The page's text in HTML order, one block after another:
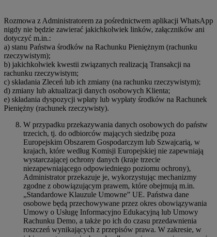
Rozmowa z Administratorem za pośrednictwem aplikacji WhatsApp
nigdy nie będzie zawierać jakichkolwiek linków, załączników ani
dotyczyć m.in.:
a) stanu Państwa środków na Rachunku Pieniężnym (rachunku
rzeczywistym);
b) jakichkolwiek kwestii związanych realizacją Transakcji na
rachunku rzeczywistym;
c) składania Zleceń lub ich zmiany (na rachunku rzeczywistym);
d) zmiany lub aktualizacji danych osobowych Klienta;
e) składania dyspozycji wpłaty lub wypłaty środków na Rachunek
Pieniężny (rachunek rzeczywisty).
W przypadku przekazywania danych osobowych do państw
trzecich, tj. do odbiorców mających siedzibę poza
Europejskim Obszarem Gospodarczym lub Szwajcarią, w
krajach, które według Komisji Europejskiej nie zapewniają
wystarczającej ochrony danych (kraje trzecie
niezapewniającego odpowiedniego poziomu ochrony),
Administrator przekazuje je, wykorzystując mechanizmy
zgodne z obowiązującym prawem, które obejmują m.in.
„Standardowe Klauzule Umowne” UE. Państwa dane
osobowe będą przechowywane przez okres obowiązywania
Umowy o Usługę Informacyjno Edukacyjną lub Umowy
Rachunku Demo, a także po ich do czasu przedawnienia
roszczeń wynikających z przepisów prawa. W zakresie, w